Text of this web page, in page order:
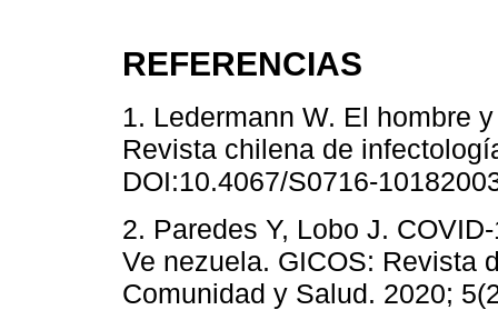
REFERENCIAS
1. Ledermann W. El hombre
Revista chilena de
DOI:10.4067/S0716-
2. Paredes Y, Lobo J.
Ve nezuela. GICOS: Revista
Comunidad y Salud. 2020;